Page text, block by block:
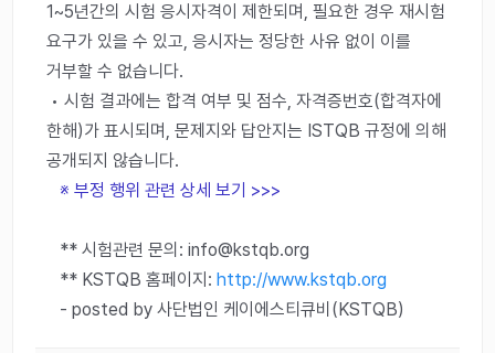
1~5년간의 시험 응시자격이 제한되며, 필요한 경우 재시험
요구가 있을 수 있고, 응시자는 정당한 사유 없이 이를
거부할 수 없습니다.
• 시험 결과에는 합격 여부 및 점수, 자격증번호(합격자에
한해)가 표시되며, 문제지와 답안지는 ISTQB 규정에 의해
공개되지 않습니다.
※ 부정 행위 관련 상세 보기 >>>
** 시험관련 문의: info@kstqb.org
** KSTQB 홈페이지: http://www.kstqb.org
- posted by 사단법인 케이에스티큐비(KSTQB)